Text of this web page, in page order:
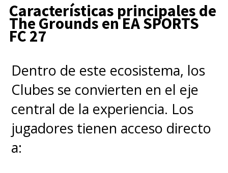
Características principales de
The Grounds en EA SPORTS
FC 27
Dentro de este ecosistema, los
Clubes se convierten en el eje
central de la experiencia. Los
jugadores tienen acceso directo
a: